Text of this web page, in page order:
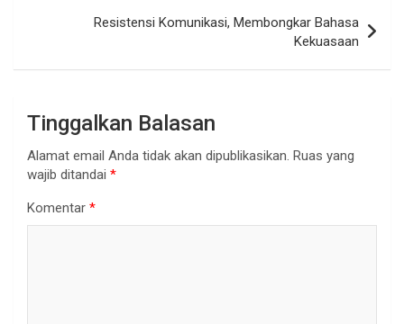
Resistensi Komunikasi, Membongkar Bahasa
Kekuasaan
Tinggalkan Balasan
Alamat email Anda tidak akan dipublikasikan. Ruas yang
wajib ditandai *
Komentar *